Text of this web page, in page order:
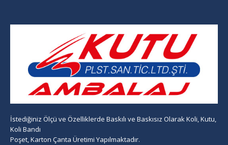
İstediğiniz Ölçü ve Özelliklerde Baskılı ve Baskısız Olarak Koli, Kutu,
Koli Bandı
Poşet, Karton Çanta Üretimi Yapılmaktadır.